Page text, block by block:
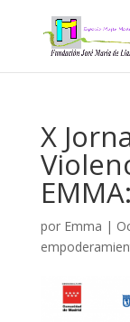
X
por Emma |